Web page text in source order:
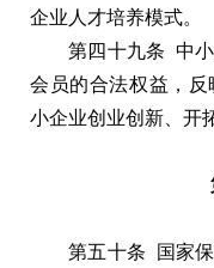
企业人才培养模式。
第四十九条 中
会员的合法权益，
小企业创业创新、开
第五十条 国家